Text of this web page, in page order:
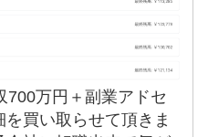
700万円＋副業アドセ
買い取らせて頂きま